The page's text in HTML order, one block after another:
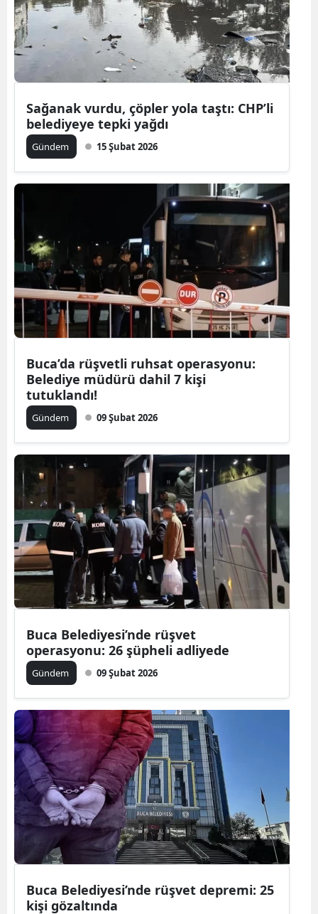
Sağanak vurdu, çöpler yola taştı: CHP’li
belediyeye tepki yağdı
Gündem 15 Şubat 2026
Buca’da rüşvetli ruhsat operasyonu:
Belediye müdürü dahil 7 kişi
tutuklandı!
Gündem 09 Şubat 2026
Buca Belediyesi’nde rüşvet
operasyonu: 26 şüpheli adliyede
Gündem 09 Şubat 2026
Buca Belediyesi’nde rüşvet depremi: 25
kişi gözaltında